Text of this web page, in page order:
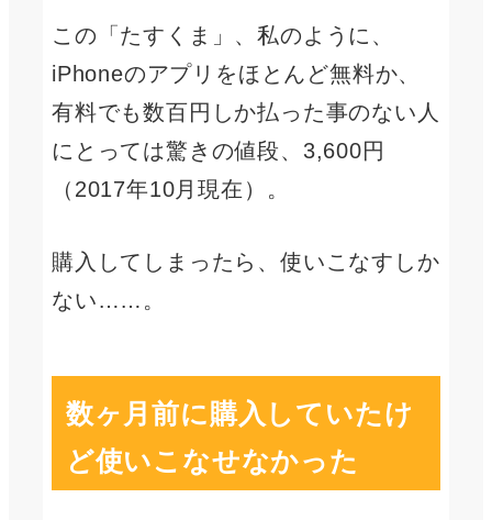
この「たすくま」、私のように、
iPhoneのアプリをほとんど無料か、
有料でも数百円しか払った事のない人
にとっては驚きの値段、3,600円
（2017年10月現在）。
購入してしまったら、使いこなすしか
ない……。
数ヶ月前に購入していたけ
ど使いこなせなかった